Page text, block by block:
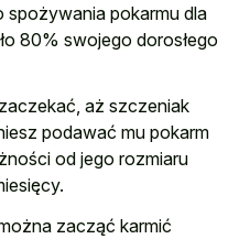
pokarmu dla
80% swojego dorosłego
aż szczeniak
podawać mu pokarm
od jego rozmiaru
zacząć karmić